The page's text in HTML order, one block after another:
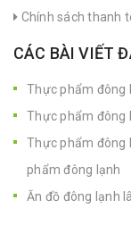
Chính sách thanh
CÁC BÀI VIẾT
Thực phẩm đông
Thực phẩm đông
Thực phẩm đông
phẩm đông lạnh
Ăn đồ đông lạnh